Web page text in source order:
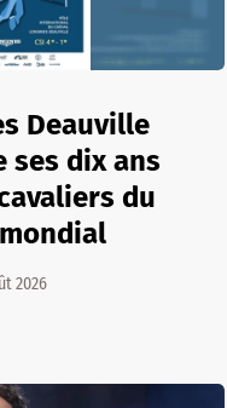
Deauville
ses dix ans
du
2026